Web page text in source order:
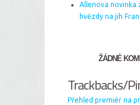
Allenova novinka
hvězdy na jih
ŽÁDNÉ
Trackbacks/
Přehled premiér na